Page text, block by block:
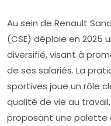
Au sein de Renault
(CSE) déploie en 2025
diversifié, visant à
de ses salariés. La
sportives joue un rôle
qualité de vie au
proposant une palette